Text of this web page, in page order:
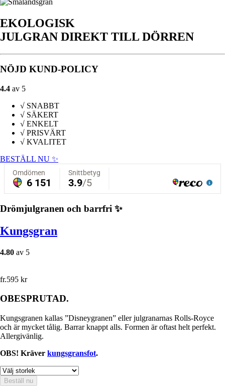
EKOLOGISK
JULGRAN DIREKT TILL DÖRREN
NÖJD KUND-POLICY
4.4 av 5
√ SNABBT
√ SÄKERT
√ ENKELT
√ PRISVÄRT
√ KVALITET
BESTÄLL NU ✨
Drömjulgranen och barrfri ✨
Kungsgran
4.80 av 5
fr.595 kr
OBESPRUTAD.
Kungsgranen kallas ”Disneygranen” eller julgranarnas Rolls-Royce
och är mycket tålig. Barrar knappt alls. Formen är oftast helt perfekt.
Allergivänlig.
OBS! Kräver kungsgransfot.
Beställ nu